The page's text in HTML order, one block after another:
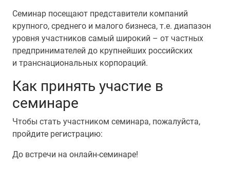
Семинар посещают представители компаний
крупного, среднего и малого бизнеса, т.е. диапазон
уровня участников самый широкий – от частных
предпринимателей до крупнейших российских
и транснациональных корпораций.
Как принять участие в
семинаре
Чтобы стать участником семинара, пожалуйста,
пройдите регистрацию:
До встречи на онлайн-семинаре!